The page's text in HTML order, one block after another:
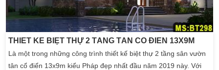
THIẾT KẾ BIỆT THỰ 2 TẦNG TÂN CỔ ĐIỂN 13X9M
Là một trong những công trình thiết kế biệt thự 2 tầng sân vườn
tân cổ điển 13x9m kiểu Pháp đẹp nhất đầu năm 2019 này. Với